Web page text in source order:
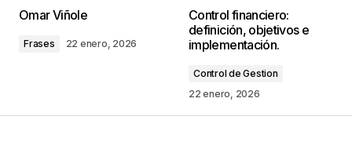
publicada.
Los campos obligatorios están
Omar Viñole
Frases 22 enero, 2026
Control financiero:
definición, objetivos e
implementación.
Control de Gestion
22 enero, 2026